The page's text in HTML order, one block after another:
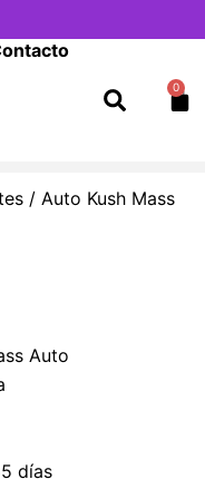
0
Cart
/ Auto Kush Mass
Auto
días